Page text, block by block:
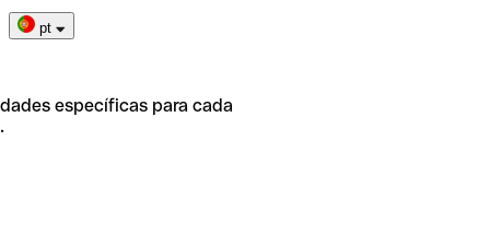
pt
específicas para cada